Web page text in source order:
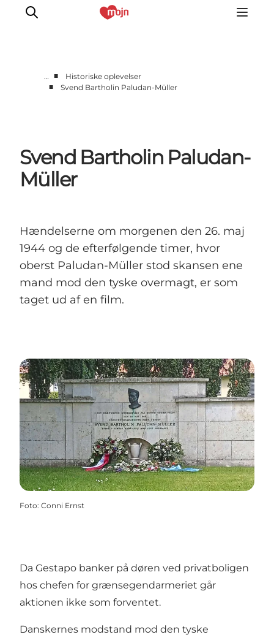
Overnatning
Det Sker
Planlæg din tur
… ■
Historiske oplevelser
■
Svend Bartholin Paludan-Müller
Svend Bartholin Paludan-
Müller
Hændelserne om morgenen den 26. maj
1944 og de efterfølgende timer, hvor
oberst Paludan-Müller stod skansen ene
mand mod den tyske overmagt, er som
taget ud af en film.
Foto: Conni Ernst
Da Gestapo banker på døren ved privatboligen
hos chefen for grænsegendarmeriet går
aktionen ikke som forventet.
Danskernes modstand mod den tyske